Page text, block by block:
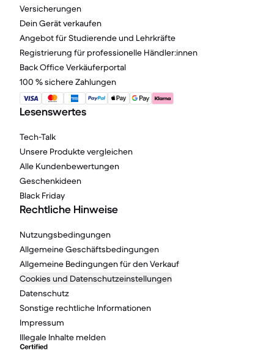
Versicherungen
Dein Gerät verkaufen
Angebot für Studierende und Lehrkräfte
Registrierung für professionelle Händler:innen
Back Office Verkäuferportal
100 % sichere Zahlungen
Lesenswertes
Tech-Talk
Unsere Produkte vergleichen
Alle Kundenbewertungen
Geschenkideen
Black Friday
Rechtliche Hinweise
Nutzungsbedingungen
Allgemeine Geschäftsbedingungen
Allgemeine Bedingungen für den Verkauf
Cookies und Datenschutzeinstellungen
Datenschutz
Sonstige rechtliche Informationen
Impressum
Illegale Inhalte melden